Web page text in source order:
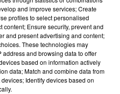
de Noël en Alsace,
and improve services; Create
profiles to select personalised
content; Ensure security, prevent and
and present advertising and content;
These technologies may
and browsing data to offer
based on information actively
data; Match and combine data from
Identify devices based on